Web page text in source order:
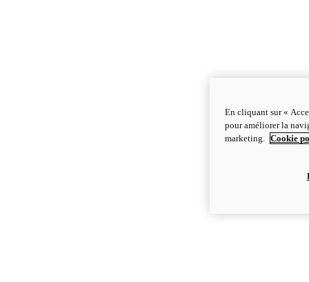
En cliquant sur «
pour améliorer la
marketing.
Cookie